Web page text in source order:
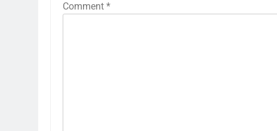
Comment *